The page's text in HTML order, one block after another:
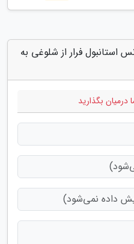
استانبول فرار از شلوغی به
درمیان بگذارید